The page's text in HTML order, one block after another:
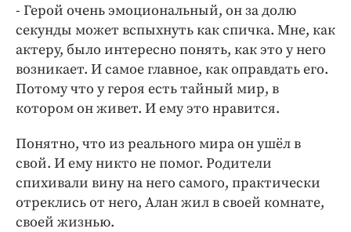
- Герой очень эмоциональный, он за долю
секунды может вспыхнуть как спичка. Мне, как
актеру, было интересно понять, как это у него
возникает. И самое главное, как оправдать его.
Потому что у героя есть тайный мир, в
котором он живет. И ему это нравится.
Понятно, что из реального мира он ушёл в
свой. И ему никто не помог. Родители
спихивали вину на него самого, практически
отреклись от него, Алан жил в своей комнате,
своей жизнью.